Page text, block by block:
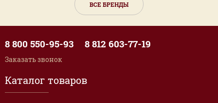
ВСЕ БРЕНДЫ
Каталог товаров
8 800 550-95-93 8 812 603-77-19
Заказать звонок